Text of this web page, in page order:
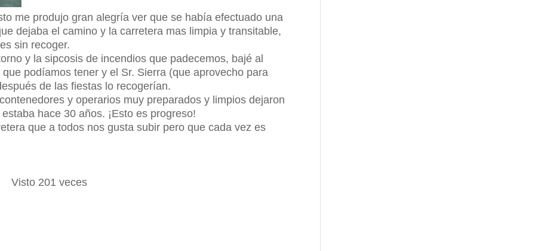
me produjo gran alegría ver que se había efectuado una
dejaba el camino y la carretera mas limpia y transitable,
sin recoger.
y la sipcosis de incendios que padecemos, bajé al
podíamos tener y el Sr. Sierra (que aprovecho para
de las fiestas lo recogerían.
y operarios muy preparados y limpios dejaron
hace 30 años. ¡Esto es progreso!
que a todos nos gusta subir pero que cada vez es
Visto 201 veces